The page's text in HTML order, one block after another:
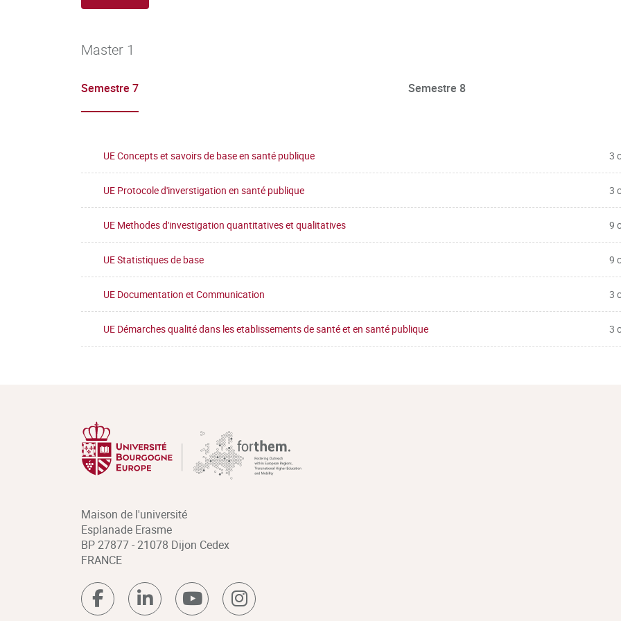
Master 1
Semestre 7 Semestre 8
UE Concepts et savoirs de base en santé publique 3
UE Protocole d'inverstigation en santé publique 3
UE Methodes d'investigation quantitatives et qualitatives 9
UE Statistiques de base 9
UE Documentation et Communication 3
UE Démarches qualité dans les etablissements de santé et en santé publique 3
Maison de l'université
Esplanade Erasme
BP 27877 - 21078 Dijon Cedex
FRANCE